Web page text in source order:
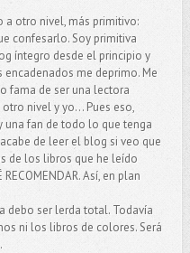
a otro nivel, más primitivo:
confesarlo. Soy primitiva
íntegro desde el principio y
me deprimo. Me
fama de ser una lectora
nivel y yo... Pues eso,
una fan de todo lo que tenga
de leer el blog si veo que
de los libros que he leído
Así, en plan
debo ser lerda total. Todavía
ni los libros de colores. Será